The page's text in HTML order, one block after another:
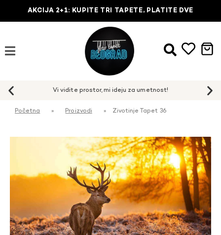
AKCIJA 2+1: KUPITE TRI TAPETE, PLATITE DVE
Početna » Proizvodi » Zivotinje Tapet 36